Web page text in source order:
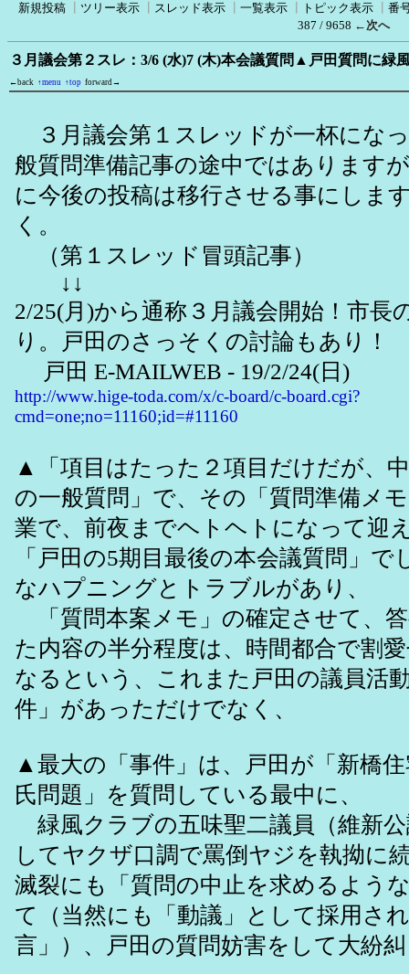
新規投稿 ツリー表示 スレッド表示 一覧表示 トピック表示
番
387 / 9658 ←次へ
３月議会第２スレ：3/6 (水)7 (木)本会議質問▲戸田質問に緑
←back ↑menu ↑top forward→
３月議会第１スレッドが一杯にな
般質問準備記事の途中ではあります
に今後の投稿は移行させる事にしま
く。
（第１スレッド冒頭記事）
↓↓
2/25(月)から通称３月議会開始！市長
り。戸田のさっそくの討論もあり！
戸田 E-MAILWEB - 19/2/24(日)
http://www.hige-toda.com/x/c-board/c-board.cgi?
cmd=one;no=11160;id=#11160
▲「項目はたった２項目だけだが、
の一般質問」で、その「質問準備メ
業で、前夜までヘトヘトになって迎
「戸田の5期目最後の本会議質問」
なハプニングとトラブルがあり、
「質問本案メモ」の確定させて、
た内容の半分程度は、時間都合で割
なるという、これまた戸田の議員活
件」があっただけでなく、
▲最大の「事件」は、戸田が「新橋
氏問題」を質問している最中に、
緑風クラブの五味聖二議員（維新
してヤクザ口調で罵倒ヤジを執拗に
滅裂にも「質問の中止を求めるよう
て（当然にも「動議」として採用さ
言」）、戸田の質問妨害をして大紛